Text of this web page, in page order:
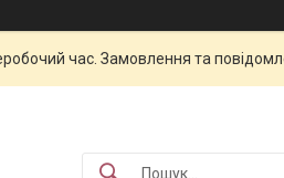
час. Замовлення та